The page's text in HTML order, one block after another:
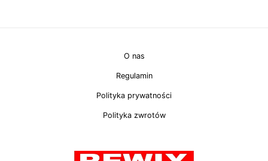
O nas
Regulamin
Polityka prywatności
Polityka zwrotów